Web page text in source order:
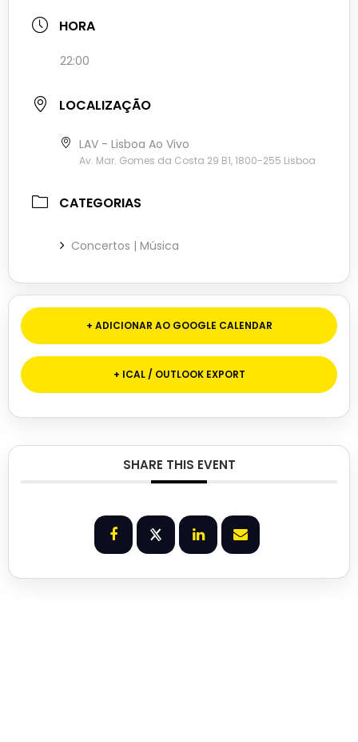
HORA
22:00
LOCALIZAÇÃO
LAV - Lisboa Ao Vivo
Av. Mar. Gomes da Costa 29 B1, 1800-255 Lisboa
CATEGORIAS
Concertos | Música
+ ADICIONAR AO GOOGLE CALENDAR
+ ICAL / OUTLOOK EXPORT
SHARE THIS EVENT